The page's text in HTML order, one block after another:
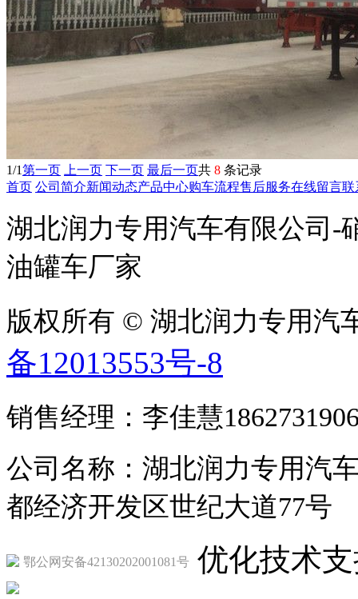
1/1第一页 上一页 下一页 最后一页共 8 条记录
首页 公司简介新闻动态产品中心购车流程售后服务在线留言联
湖北润力专用汽车有限公司-
油罐车厂家
版权所有 © 湖北润力专用汽
备12013553号-8
销售经理：李佳慧
公司名称：湖北润力专用汽
都经济开发区世纪大道77号
鄂公网安备42130202001081号 优化技术